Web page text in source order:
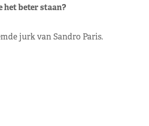
het beter staan?
jurk van Sandro Paris.